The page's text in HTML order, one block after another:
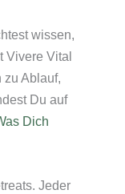
wissen,
Vivere Vital
zu Ablauf,
Du auf
Dich
Jeder